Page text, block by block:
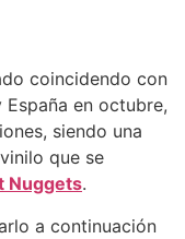
coincidendo con
España en octubre,
siendo una
que se
Nuggets.
a continuación